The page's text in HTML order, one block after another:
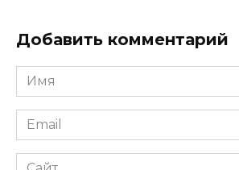
Добавить комментарий
Имя
*
Email
*
Сайт